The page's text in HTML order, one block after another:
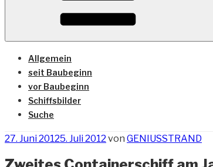
Allgemein
seit Baubeginn
vor Baubeginn
Schiffsbilder
Suche
Veröffentlicht
27. Juni 20125. Juli 2012 von GENIUSSTRAND